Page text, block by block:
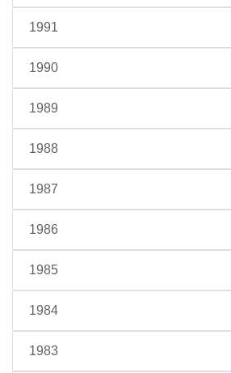
1991
1990
1989
1988
1987
1986
1985
1984
1983